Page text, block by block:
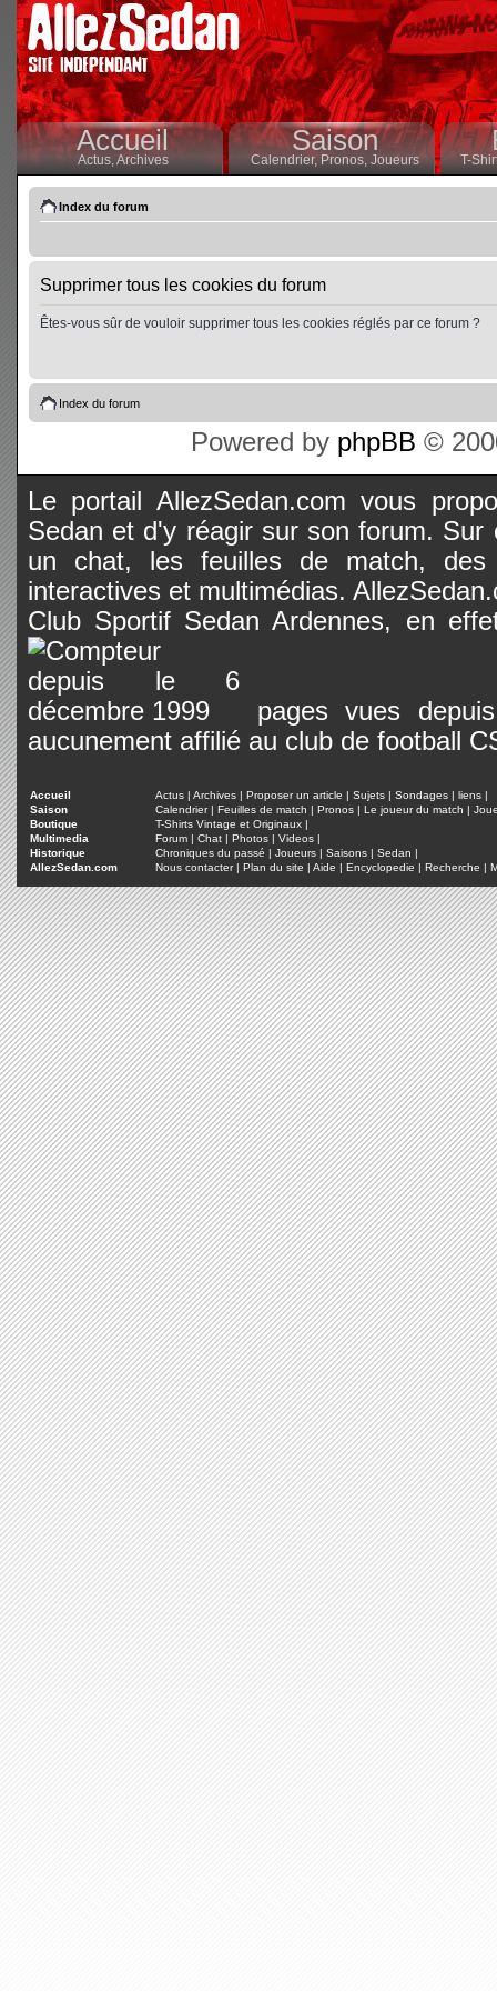
Accueil
Actus,Archives
Saison
Calendrier,Pronos, Joueurs T-
Index du forum
Supprimer tous les cookies du forum
Êtes-vous sûr de vouloir supprimer tous les cookies réglés par ce forum ?
Index du forum
Powered by phpBB ©
Le portail AllezSedan.com vous
Sedan et d'y réagir sur son forum.
un chat, les feuilles de match, des
interactives et multimédias.
Club Sportif Sedan Ardennes, en
pages vues
aucunement affilié au club de football
Accueil Actus | Archives | Proposer un article | Sujets | Sondages | liens |
Saison
Calendrier| Feuilles de match | Pronos | Le joueur du match |
Boutique
T-Shirts Vintage et Originaux |
Multimedia
Forum | Chat | Photos | Videos |
Historique
Chroniques du passé | Joueurs | Saisons | Sedan |
AllezSedan.com
Nous contacter| Plan du site | Aide | Encyclopedie | Recherche |